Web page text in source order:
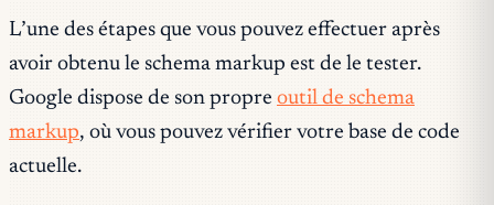
L’une des étapes que vous pouvez effectuer après
avoir obtenu le schema markup est de le tester.
Google dispose de son propre outil de schema
markup, où vous pouvez vérifier votre base de code
actuelle.